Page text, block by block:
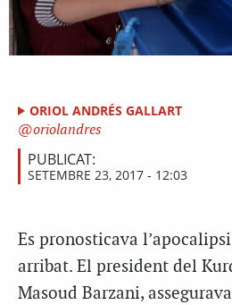
ORIOL ANDRÉS GALLART
oriolandres
PUBLICAT:
SETEMBRE 23, 2017 - 12:03
Es pronosticava
arribat. El president del
Masoud Barzani,